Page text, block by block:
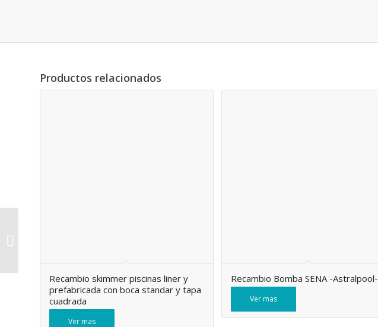
Productos relacionados
Recambio skimmer piscinas liner y
prefabricada con boca standar y tapa
cuadrada
Ver mas
Recambio Bomba SENA -Astralpool-
Ver mas